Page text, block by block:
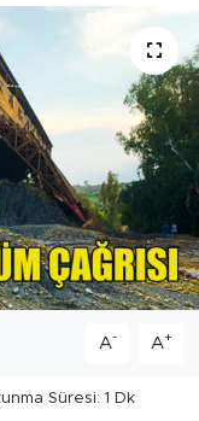
A- A+
Süresi: 1 Dk